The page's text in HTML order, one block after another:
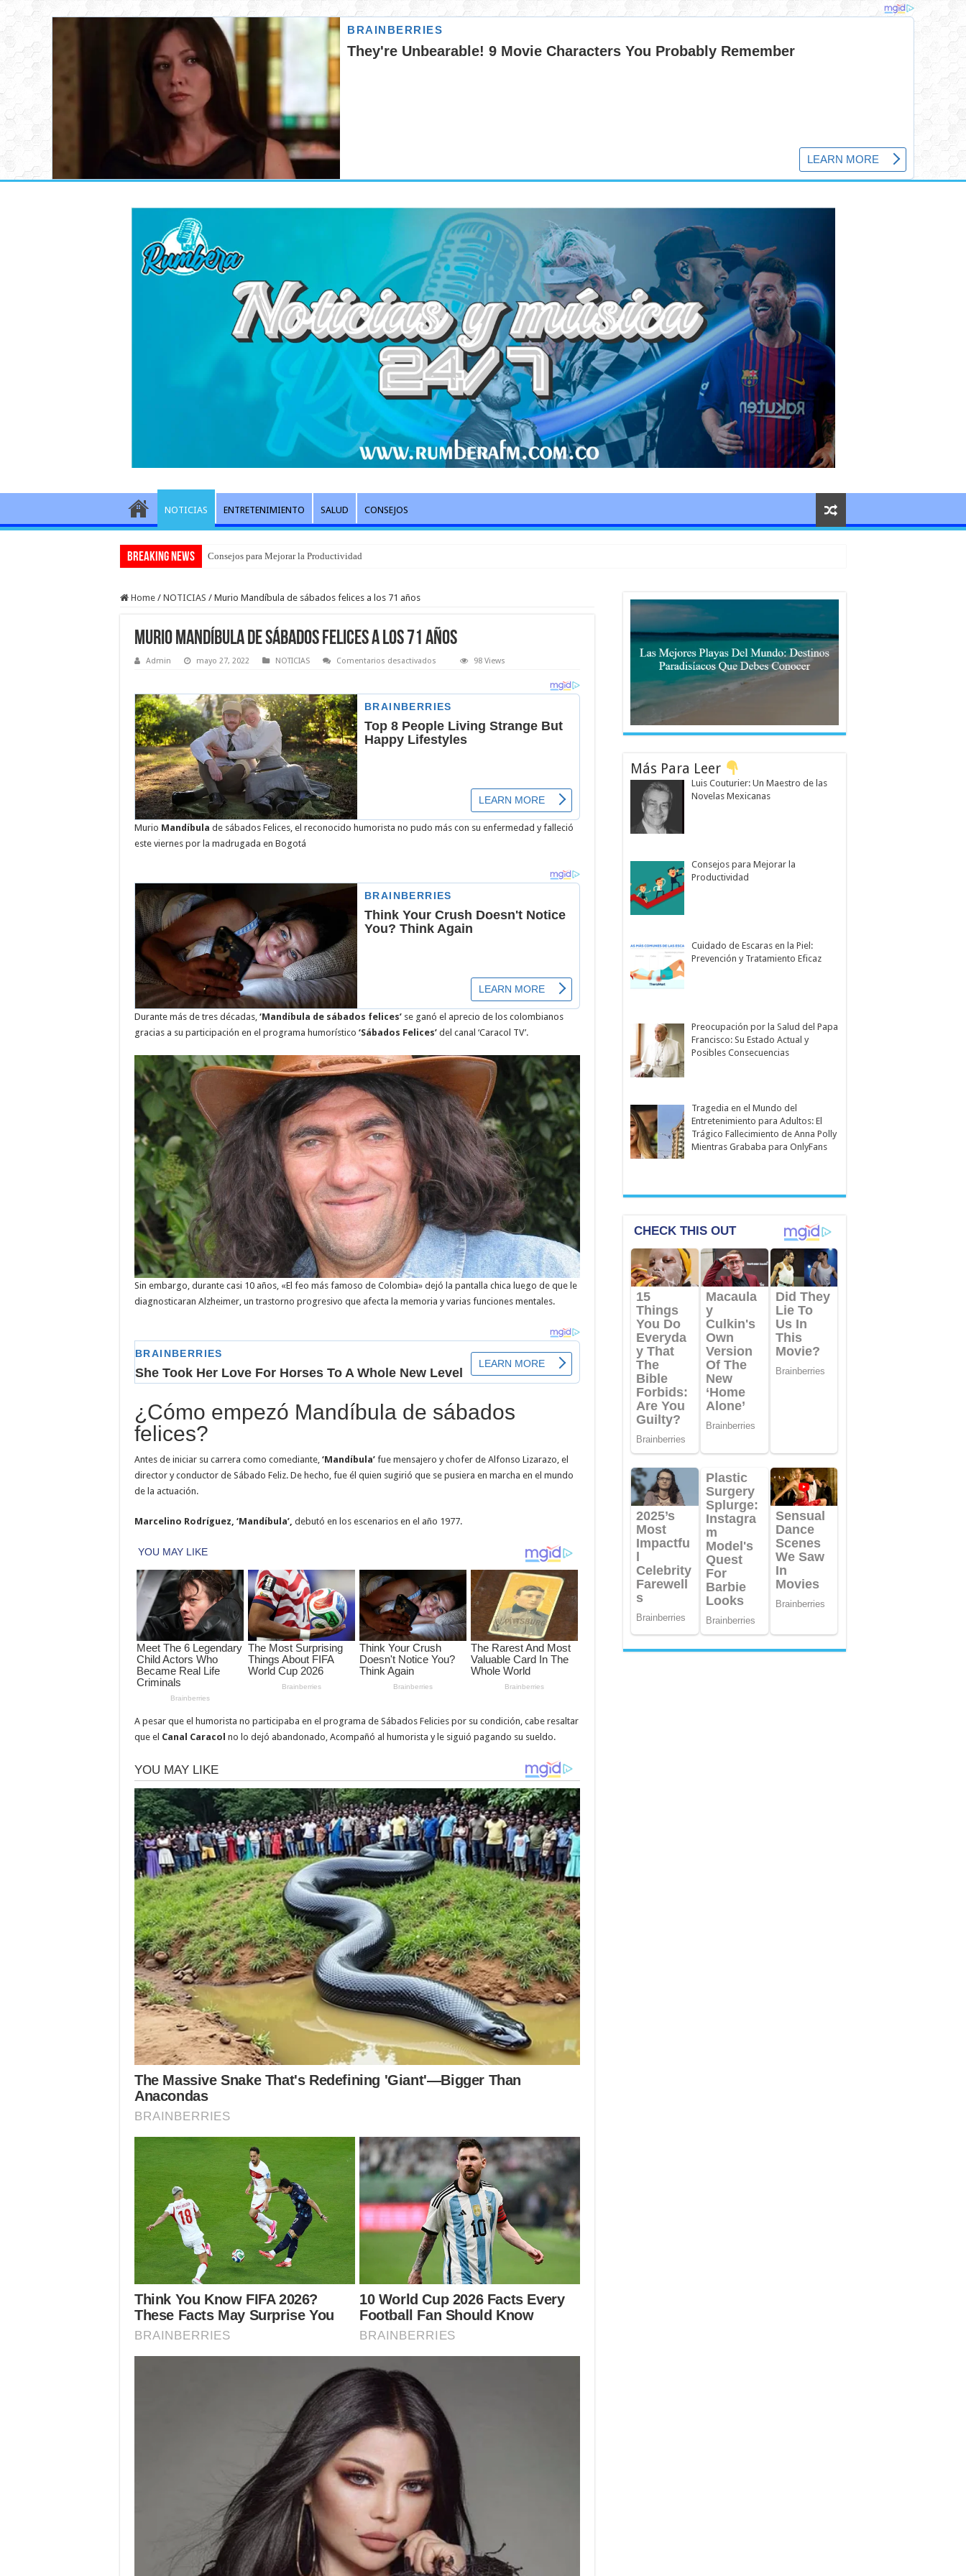
NOTICIAS ENTRETENIMIENTO SALUD CONSEJOS
Breaking News Consejos para Mejorar la Productividad
Home / NOTICIAS / Murio Mandíbula de sábados felices a los 71 años
Murio Mandíbula de sábados felices a los 71 años
Admin mayo 27, 2022 NOTICIAS Comentarios desactivados
sábados
felices
los
71
años
98 Views
Murio Mandíbula de sábados Felices, el reconocido humorista no pudo más con su enfermedad y falleció
este viernes por la madrugada en Bogotá
Durante más de tres décadas, ‘Mandíbula de sábados felices’ se ganó el aprecio de los colombianos
gracias a su participación en el programa humorístico ‘Sábados Felices’ del canal ‘Caracol TV’.
Sin embargo, durante casi 10 años, «El feo más famoso de Colombia» dejó la pantalla chica luego de que le
diagnosticaran Alzheimer, un trastorno progresivo que afecta la memoria y varias funciones mentales.
¿Cómo empezó Mandíbula de sábados
felices?
Antes de iniciar su carrera como comediante, ‘Mandíbula’ fue mensajero y chofer de Alfonso Lizarazo, el
director y conductor de Sábado Feliz. De hecho, fue él quien sugirió que se pusiera en marcha en el mundo
de la actuación.
Marcelino Rodríguez, ‘Mandíbula’, debutó en los escenarios en el año 1977.
A pesar que el humorista no participaba en el programa de Sábados Felicies por su condición, cabe resaltar
que el Canal Caracol no lo dejó abandonado, Acompañó al humorista y le siguió pagando su sueldo.
Más Para Leer
Luis Couturier: Un Maestro de las
Novelas Mexicanas
Consejos para Mejorar la
Productividad
Cuidado de Escaras en la Piel:
Prevención y Tratamiento Eficaz
Preocupación por la Salud del Papa
Francisco: Su Estado Actual y
Posibles Consecuencias
Tragedia en el Mundo del
Entretenimiento para Adultos: El
Trágico Fallecimiento de Anna Polly
Mientras Grababa para OnlyFans